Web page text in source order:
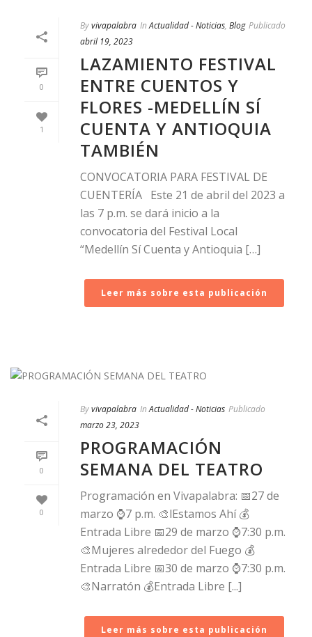
0
1
Byvivapalabra In Actualidad - Noticias, Blog Publicado
abril 19, 2023
LAZAMIENTO FESTIVAL
ENTRE CUENTOS Y
FLORES -MEDELLÍN SÍ
CUENTA Y ANTIOQUIA
TAMBIÉN
CONVOCATORIA PARA FESTIVAL DE
CUENTERÍA Este 21 de abril del 2023 a
las 7 p.m. se dará inicio a la
convocatoria del Festival Local
“Medellín Sí Cuenta y Antioquia […]
Leer más sobre esta publicación
0
0
Byvivapalabra In Actualidad - Noticias Publicado
marzo 23, 2023
PROGRAMACIÓN
SEMANA DEL TEATRO
Programación en Vivapalabra: 📅27 de
marzo ⌚7 p.m. 🎨lEstamos Ahí 💰
Entrada Libre 📅29 de marzo ⌚7:30 p.m.
🎨Mujeres alrededor del Fuego 💰
Entrada Libre 📅30 de marzo ⌚7:30 p.m.
🎨Narratón 💰Entrada Libre [...]
Leer más sobre esta publicación